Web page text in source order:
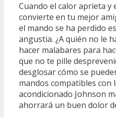
Cuando el calor aprieta y
convierte en tu mejor
el mando se ha perdido
angustia. ¿A quién no le
hacer malabares para
que no te pille
desglosar cómo se
mandos compatibles con
acondicionado Johnson
ahorrará un buen dolor